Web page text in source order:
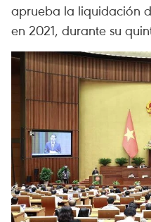
aprueba la liquidación
en 2021, durante su